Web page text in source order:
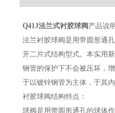
Q41J法兰式衬胶球阀 产品说
法兰衬胶球阀是用带圆形通
开二片式结构型式。本实用
钢管的保护下不会被压坏，
于以镀锌钢管为主体，于其
衬胶球阀结构特点：
球阀是用带圆形通孔的球体